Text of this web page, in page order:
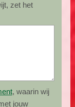
zet het
, waarin wij
jouw